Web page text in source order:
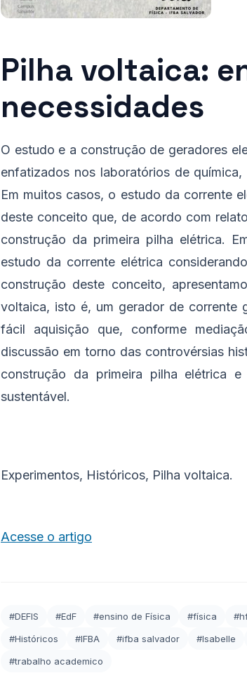
Pilha voltaica:
necessidades
O estudo e a construção de geradores
enfatizados nos laboratórios de
Em muitos casos, o estudo da corrente
deste conceito que, de acordo com
construção da primeira pilha elétrica.
estudo da corrente elétrica
construção deste conceito,
voltaica, isto é, um gerador de corrente
fácil aquisição que, conforme
discussão em torno das controvérsias
construção da primeira pilha elétrica
sustentável.
Experimentos, Históricos, Pilha voltaica.
Acesse o artigo
#DEFIS #EdF #ensino de Física #física
#Históricos
#IFBA #ifba salvador #Isabelle
#trabalho academico